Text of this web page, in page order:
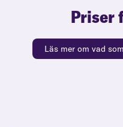
Priser
Läs mer om vad